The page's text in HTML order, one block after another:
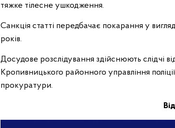
тяжке тілесне ушкодження.
Санкція статті передбачає покарання у
років.
Досудове розслідування здійснюють слідчі
Кропивницького районного управління
прокуратури.